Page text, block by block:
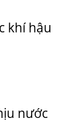
khí hậu
nước